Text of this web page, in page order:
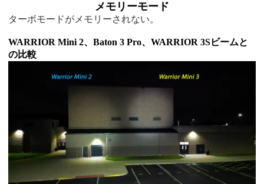
メモリーモード
ターボモードがメモリーされない。
WARRIOR Mini 2、Baton 3 Pro、WARRIOR 3Sビームと
の比較